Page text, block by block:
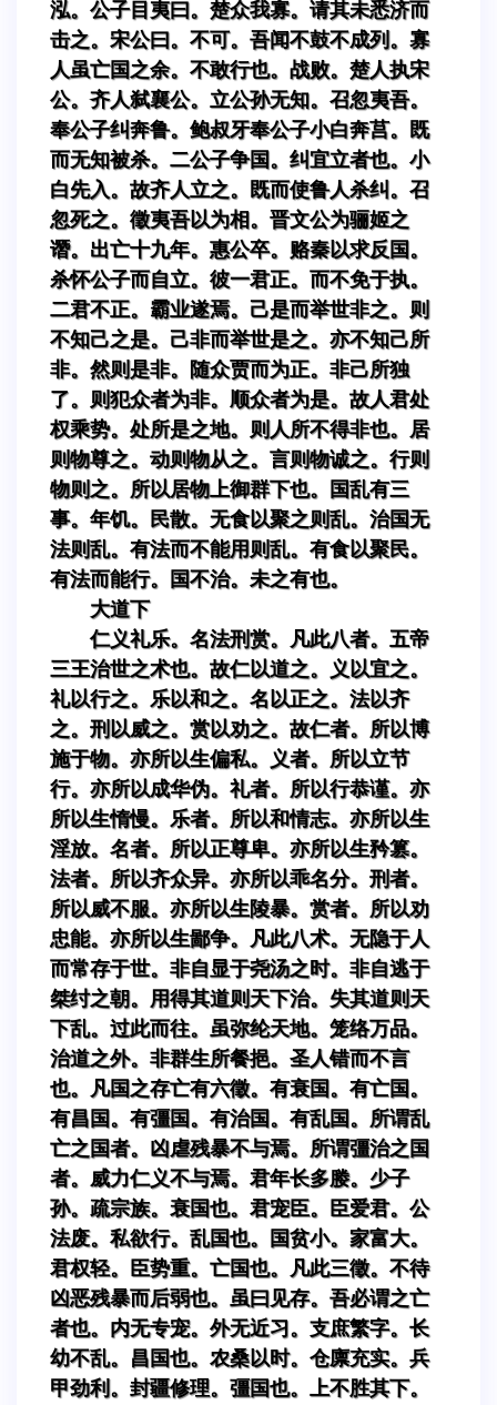
泓。公子目夷曰。楚众我寡。请其未悉济而
击之。宋公曰。不可。吾闻不鼓不成列。寡
人虽亡国之余。不敢行也。战败。楚人执宋
公。齐人弑襄公。立公孙无知。召忽夷吾。
奉公子纠奔鲁。鲍叔牙奉公子小白奔莒。既
而无知被杀。二公子争国。纠宜立者也。小
白先入。故齐人立之。既而使鲁人杀纠。召
忽死之。徵夷吾以为相。晋文公为骊姬之
谮。出亡十九年。惠公卒。赂秦以求反国。
杀怀公子而自立。彼一君正。而不免于执。
二君不正。霸业遂焉。己是而举世非之。则
不知己之是。己非而举世是之。亦不知己所
非。然则是非。随众贾而为正。非己所独
了。则犯众者为非。顺众者为是。故人君处
权乘势。处所是之地。则人所不得非也。居
则物尊之。动则物从之。言则物诚之。行则
物则之。所以居物上御群下也。国乱有三
事。年饥。民散。无食以聚之则乱。治国无
法则乱。有法而不能用则乱。有食以聚民。
有法而能行。国不治。未之有也。
大道下
仁义礼乐。名法刑赏。凡此八者。五帝
三王治世之术也。故仁以道之。义以宜之。
礼以行之。乐以和之。名以正之。法以齐
之。刑以威之。赏以劝之。故仁者。所以博
施于物。亦所以生偏私。义者。所以立节
行。亦所以成华伪。礼者。所以行恭谨。亦
所以生惰慢。乐者。所以和情志。亦所以生
淫放。名者。所以正尊卑。亦所以生矜篡。
法者。所以齐众异。亦所以乖名分。刑者。
所以威不服。亦所以生陵暴。赏者。所以劝
忠能。亦所以生鄙争。凡此八术。无隐于人
而常存于世。非自显于尧汤之时。非自逃于
桀纣之朝。用得其道则天下治。失其道则天
下乱。过此而往。虽弥纶天地。笼络万品。
治道之外。非群生所餐挹。圣人错而不言
也。凡国之存亡有六徵。有衰国。有亡国。
有昌国。有彊国。有治国。有乱国。所谓乱
亡之国者。凶虐残暴不与焉。所谓彊治之国
者。威力仁义不与焉。君年长多媵。少子
孙。疏宗族。衰国也。君宠臣。臣爱君。公
法废。私欲行。乱国也。国贫小。家富大。
君权轻。臣势重。亡国也。凡此三徵。不待
凶恶残暴而后弱也。虽曰见存。吾必谓之亡
者也。内无专宠。外无近习。支庶繁字。长
幼不乱。昌国也。农桑以时。仓廪充实。兵
甲劲利。封疆修理。彊国也。上不胜其下。